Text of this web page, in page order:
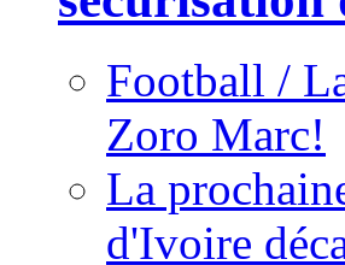
Football /
Zoro Marc!
La
d'Ivoire